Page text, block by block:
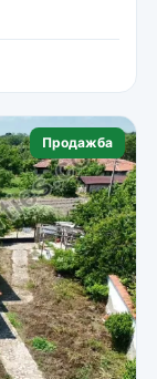
Продажба